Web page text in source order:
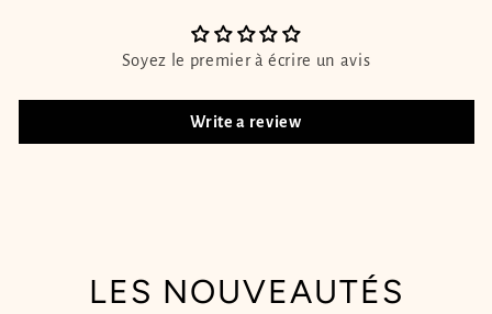
Soyez le premier à écrire un avis
Write a review
LES NOUVEAUTÉS